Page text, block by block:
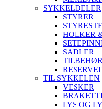
SYKKELDELER
STYRER
HOLKER
SADLER
TIL SYKKELEN
VESKER
LYS OG